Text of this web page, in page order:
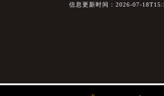
信息更新时间：2026-07-